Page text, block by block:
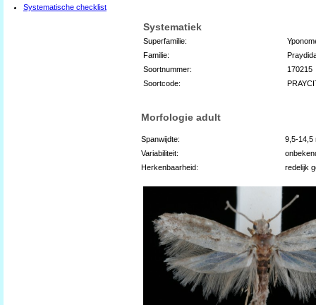
Systematische checklist
Systematiek
Superfamilie:
Familie:
Soortnummer:
170215
Soortcode:
Morfologie adult
Spanwijdte:
9,5-14,5
Variabiliteit:
Herkenbaarheid:
redelijk